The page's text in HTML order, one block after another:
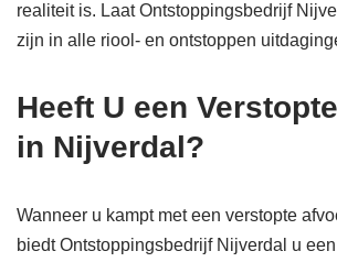
realiteit is. Laat Ontstoppingsbedrijf
zijn in alle riool- en ontstoppen
Heeft U een
in Nijverdal?
Wanneer u kampt met een verstopte
biedt Ontstoppingsbedrijf Nijverdal u